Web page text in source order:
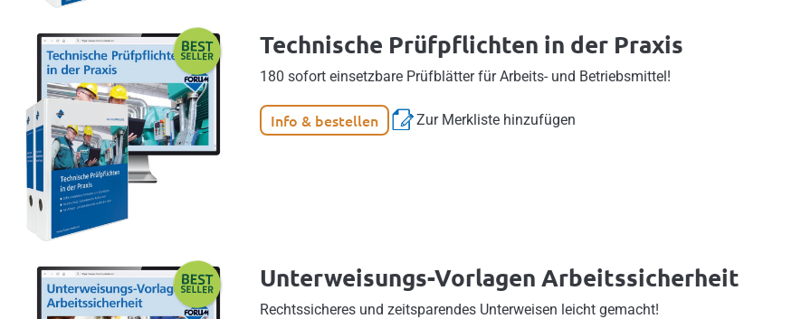
Technische Prüfpflichten in der Praxis
180 sofort einsetzbare Prüfblätter für Arbeits- und Betriebsmittel!
Info & bestellen Zur Merkliste hinzufügen
Unterweisungs-Vorlagen Arbeitssicherheit
Rechtssicheres und zeitsparendes Unterweisen leicht gemacht!